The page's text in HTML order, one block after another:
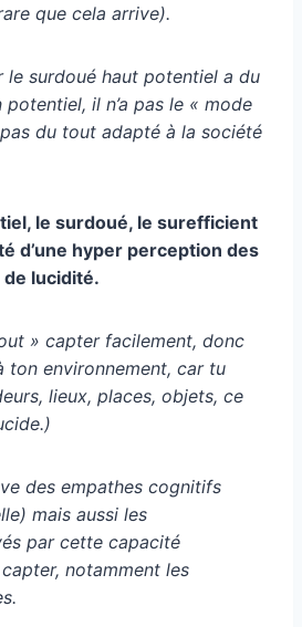
que cela arrive).
le surdoué haut potentiel a du
il n’a pas le « mode
du tout adapté à la société
le surdoué, le surefficient
d’une hyper perception des
de lucidité.
» capter facilement, donc
ton environnement, car tu
lieux, places, objets, ce
des empathes cognitifs
mais aussi les
par cette capacité
notamment les